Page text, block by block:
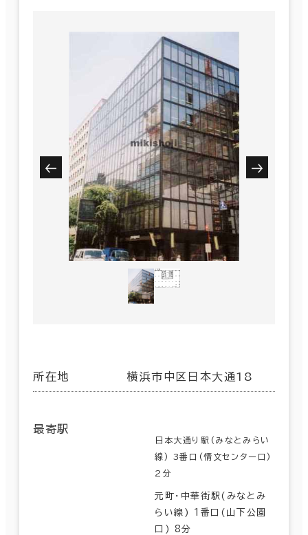
所在地 横浜市中区日本大通18
最寄駅
日本大通り駅(みなとみらい
線) 3番口(情文センター口)
2分
元町・中華街駅(みなとみ
らい線) 1番口(山下公園
口) 8分